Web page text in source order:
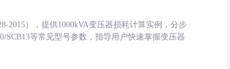
2015），提供1000kVA变压器损耗计算实例，分步
等常见型号参数，指导用户快速掌握变压器